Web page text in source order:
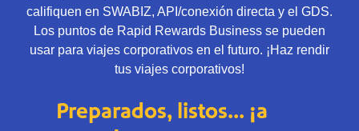
califiquen en SWABIZ, API/conexión directa y el GDS.
Los puntos de Rapid Rewards Business se pueden
usar para viajes corporativos en el futuro. ¡Haz rendir
tus viajes corporativos!
Preparados, listos... ¡a